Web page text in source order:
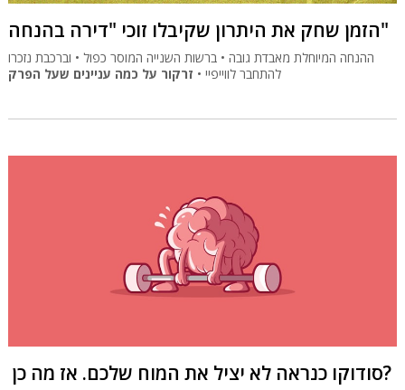
הזמן שחק את היתרון שקיבלו זוכי "דירה בהנחה"
ההנחה המיוחלת מאבדת גובה • ברשות השנייה המוסר כפול • וברכבת נזכרו
להתחבר לווייפיי • זרקור על כמה עניינים שעל הפרק
סודוקו כנראה לא יציל את המוח שלכם. אז מה כן?